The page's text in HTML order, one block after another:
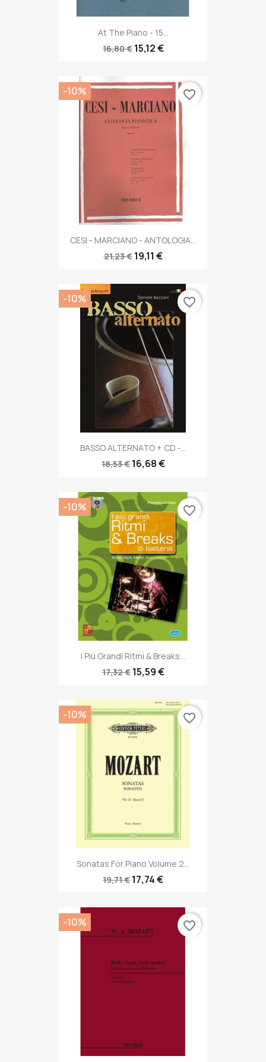
At The Piano - 15...
16,80 € 15,12 €
CESI - MARCIANO - ANTOLOGIA...
21,23 € 19,11 €
-10% favorite_border
BASSO ALTERNATO + CD -...
18,53 € 16,68 €
-10% favorite_border
I Più Grandi Ritmi & Breaks...
17,32 € 15,59 €
-10% favorite_border
Sonatas For Piano Volume 2...
19,71 € 17,74 €
-10% favorite_border
-10% favorite_border